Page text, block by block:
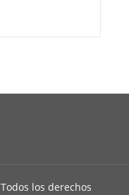
los derechos